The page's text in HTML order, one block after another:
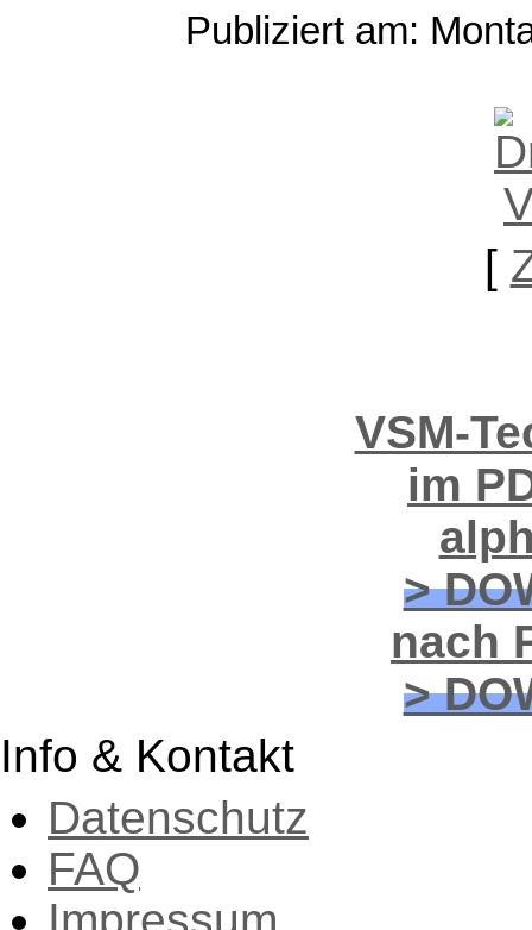
Publiziert am:
[
VSM-
im
>
nach
>
Info & Kontakt
Datenschutz
FAQ